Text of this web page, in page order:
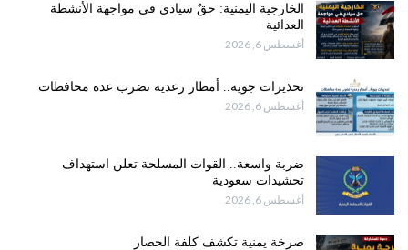
الخارجية اليمنية: حقٌ سيادي في مواجهة الأنشطة
العدائية
أغسطس 6, 2026
تحذيرات جوية.. أمطار رعدية تضرب عدة محافظات
أغسطس 6, 2026
ضربة واسعة.. القوات المسلحة تعلن استهداف
تحشيدات سعودية
أغسطس 6, 2026
صرخة يمنية تكشف كلفة الحصار